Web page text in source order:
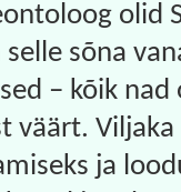
olid
sõna
– kõik
Viljaka
ja